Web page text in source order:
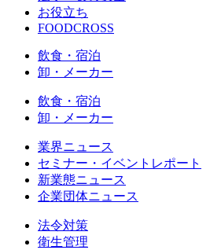
お役立ち
FOODCROSS
飲食・宿泊
卸・メーカー
飲食・宿泊
卸・メーカー
業界ニュース
セミナー・イベントレポート
新業態ニュース
企業団体ニュース
法令対策
衛生管理